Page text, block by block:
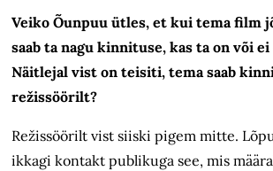
Veiko Õunpuu ütles, et kui tema film
saab ta nagu kinnituse, kas ta on või ei
Näitlejal vist on teisiti, tema saab
režissöörilt?
Režissöörilt vist siiski pigem mitte.
ikkagi kontakt publikuga see, mis